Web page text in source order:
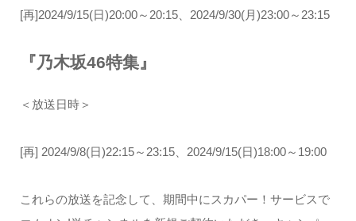
[再]2024/9/15(日)20:00～20:15、2024/9/30(月)23:00～23:15
『乃木坂46特集』
＜放送日時＞
[再] 2024/9/8(日)22:15～23:15、2024/9/15(日)18:00～19:00
これらの放送を記念して、期間中にスカパー！サービスで